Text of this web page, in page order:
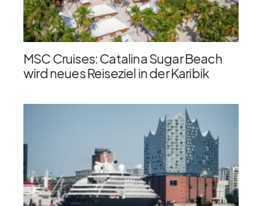
MSC Cruises: Catalina Sugar Beach
wird neues Reiseziel in der Karibik